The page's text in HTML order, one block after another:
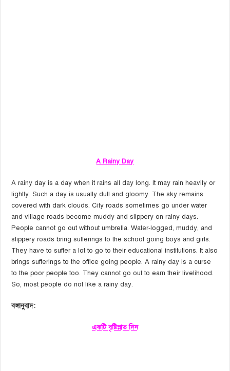
A Rainy Day
A rainy day is a day when it rains all day long. It may rain heavily or
lightly. Such a day is usually dull and gloomy. The sky remains
covered with dark clouds. City roads sometimes go under water
and village roads become muddy and slippery on rainy days.
People cannot go out without umbrella. Water-logged, muddy, and
slippery roads bring sufferings to the school going boys and girls.
They have to suffer a lot to go to their educational institutions. It also
brings sufferings to the office going people. A rainy day is a curse
to the poor people too. They cannot go out to earn their livelihood.
So, most people do not like a rainy day.
বঙ্গানুবাদ:
একটি বৃষ্টিস্নাত দিন